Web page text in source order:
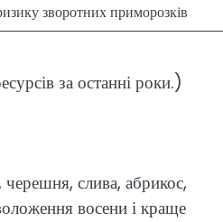
зворотних приморозків
за останні роки.)
слива, абрикос,
восени і краще